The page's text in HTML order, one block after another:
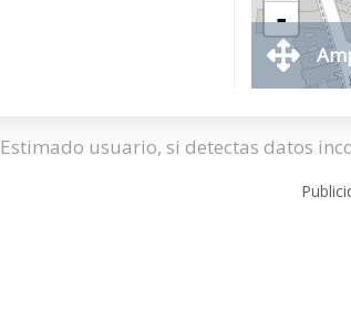
-
Estimado usuario, si detectas datos